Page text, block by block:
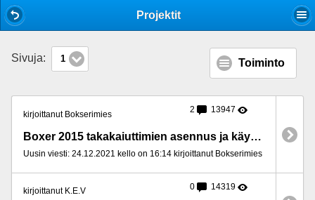
Projektit
Sivuja: 1 Toiminto
kirjoittanut Bokserimies 2 13947
Boxer 2015 takakaiuttimien asennus ja käyttöönotto
Uusin viesti: 24.12.2021 kello on 16:14 kirjoittanut Bokserimies
kirjoittanut K.E.V 0 14319